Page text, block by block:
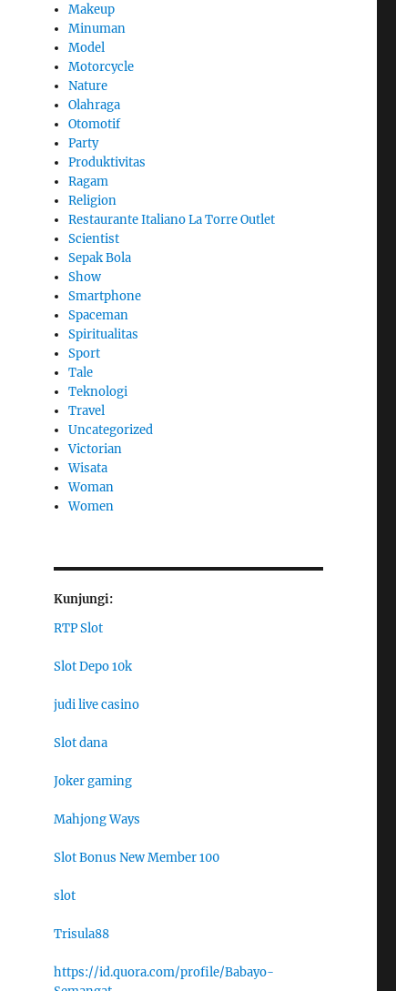
Makeup
Minuman
Model
Motorcycle
Nature
Olahraga
Otomotif
Party
Produktivitas
Ragam
Religion
Restaurante Italiano La Torre Outlet
Scientist
Sepak Bola
Show
Smartphone
Spaceman
Spiritualitas
Sport
Tale
Teknologi
Travel
Uncategorized
Victorian
Wisata
Woman
Women
Kunjungi:
RTP Slot
Slot Depo 10k
judi live casino
Slot dana
Joker gaming
Mahjong Ways
Slot Bonus New Member 100
slot
Trisula88
https://id.quora.com/profile/Babayo-